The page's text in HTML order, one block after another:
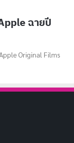
ฉายปี
Original Films